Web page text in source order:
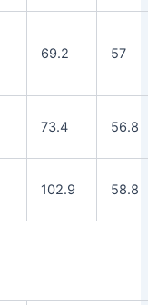
69.2 57
73.4 56.8
102.9 58.8